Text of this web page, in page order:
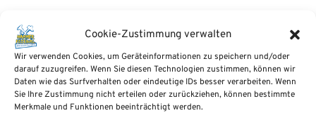
Cookie-Zustimmung verwalten
Wir verwenden Cookies, um Geräteinformationen zu speichern und/oder
darauf zuzugreifen. Wenn Sie diesen Technologien zustimmen, können wir
Daten wie das Surfverhalten oder eindeutige IDs besser verarbeiten. Wenn
Sie Ihre Zustimmung nicht erteilen oder zurückziehen, können bestimmte
Merkmale und Funktionen beeinträchtigt werden.
AKTUELL
SPONSOREN
08280 Aue-Bad Schlema
info@blasmusikfest.eu
tel.: +49 (0) 3 77 2 / 3 72 46 50
|Impressum|Datenschutzerklärung|